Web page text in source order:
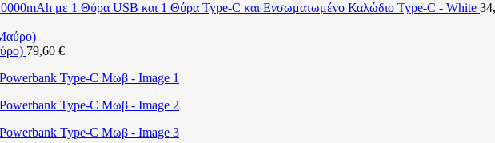
με 1 Θύρα USB και 1 Θύρα Type-C και Ενσωματωμένο Καλώδιο Type-C - White
79,60 €